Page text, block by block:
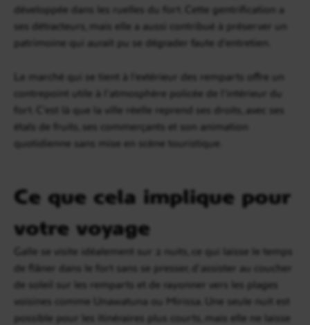
développée dans les ruelles du fort. Cette gentrification a
ses détracteurs, mais elle a aussi contribué à préserver un
patrimoine qui aurait pu se dégrader faute d’entretien.
Le marché qui se tient à l’extérieur des remparts offre un
contrepoint utile à l’atmosphère policée de l’intérieur du
fort. C’est là que la ville réelle reprend ses droits, avec ses
étals de fruits, ses commerçants et son animation
quotidienne sans mise en scène touristique.
Ce que cela implique pour
votre voyage
Galle se visite idéalement sur 2 nuits, ce qui laisse le temps
de flâner dans le fort sans se presser, d’assister au coucher
de soleil sur les remparts et de rayonner vers les plages
voisines comme Unawatuna ou Mirissa. Une seule nuit est
possible pour les itinéraires plus courts, mais elle ne laisse